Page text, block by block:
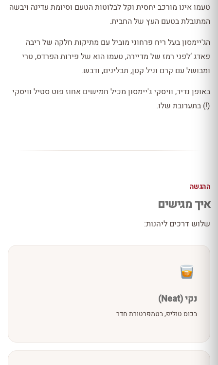
טעמו אינו מורכב יחסית וקל לבלוטות הטעם וסיומת עדינה ויבשה
המתובלת בטעם העץ של החבית.
הג'יימסון בעל ריח פרחוני מוביל עם מתיקות חלקה של ריבה
פאדג ‘לפני רמז של מדיירה, טעמו הוא של פירות הפרדס, טרי
ומבושל עם קרם וניל קטן, תבלינים, ודבש.
באופן נדיר, וויסקי ג'יימסון מכיל חמישים אחוז פוט סטיל וויסקי
(!) בתערובת שלו.
ההגשה
איך מגישים
שלוש דרכים ליהנות:
נקי (Neat)
בכוס טוליפ, בטמפרטורת חדר